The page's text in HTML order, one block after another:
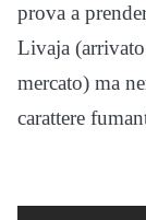
prova a
Livaja (arrivato
mercato) ma
carattere